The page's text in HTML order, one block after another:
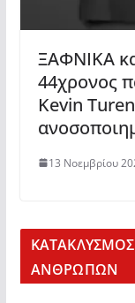
ΞΑΦΝΙΚΑ
44χρονος
Kevin
13 Νοεμβρίου
ΑΝΘΡΩΠΩΝ